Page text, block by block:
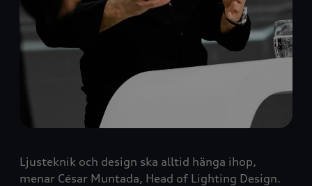
Ljusteknik och design ska alltid hänga ihop,
menar César Muntada, Head of Lighting Design.